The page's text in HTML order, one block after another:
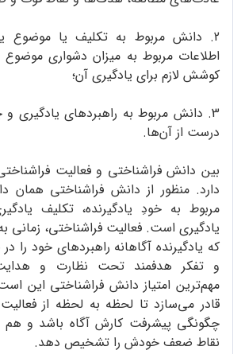
2. دانش مربوط به تکلیف یا موضوع
اطلاعات مربوط به میزان دشواری موضوع
کوشش لازم برای یادگیری آن؛
3. دانش مربوط به راهبردهای یادگیری
درست از آن‌ها.
بین دانش فراشناختی و فعالیت
دارد. منظور از دانش فراشناختی همان
مربوط به خودِ یادگیرنده، تکلیف
یادگیری است. فعالیت فراشناختی، زمانی
که یادگیرنده آگاهانه راهبردهای خود
و تفکر هدفمند تحت نظارت و
مهم‌ترین امتیاز دانش فراشناختی این است
قادر می‌سازد تا لحظه به لحظه از
چگونگی پیشرفت کارش آگاه باشد و
نقاط ضعف خودش را تشخیص دهد.